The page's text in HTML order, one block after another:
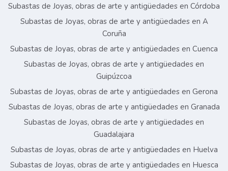
Subastas de Joyas, obras de arte y antigüedades en Córdoba
Subastas de Joyas, obras de arte y antigüedades en A
Coruña
Subastas de Joyas, obras de arte y antigüedades en Cuenca
Subastas de Joyas, obras de arte y antigüedades en
Guipúzcoa
Subastas de Joyas, obras de arte y antigüedades en Gerona
Subastas de Joyas, obras de arte y antigüedades en Granada
Subastas de Joyas, obras de arte y antigüedades en
Guadalajara
Subastas de Joyas, obras de arte y antigüedades en Huelva
Subastas de Joyas, obras de arte y antigüedades en Huesca